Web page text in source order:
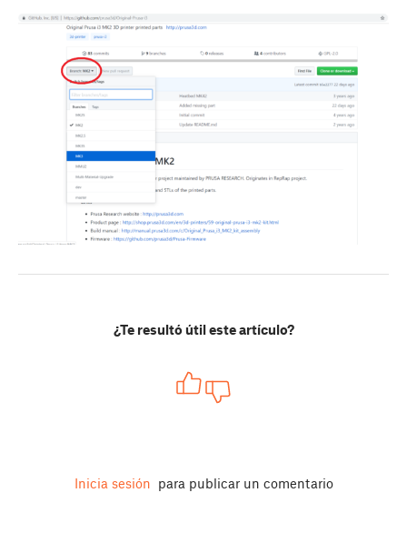
¿Te resultó útil este artículo?
Inicia sesión para publicar un comentario